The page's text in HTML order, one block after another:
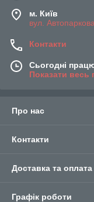
м. Київ
вул.
Контакти
Сьогодні
Показати весь
Про нас
Контакти
Доставка та оплата
Графік роботи